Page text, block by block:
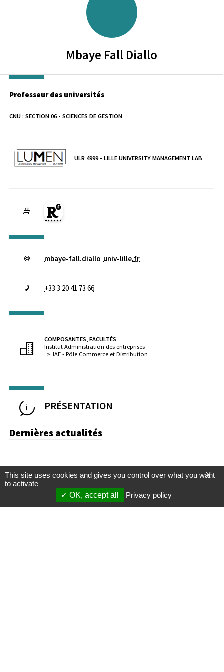
Mbaye Fall Diallo
Professeur des universités
CNU : SECTION 06 - SCIENCES DE GESTION
Laboratoire / équipe ULR 4999 - LILLE UNIVERSITY MANAGEMENT LAB
Page Researchgate du membre (Ouverture dans une nouvelle
mbaye-fall.diallo univ-lille.fr
+33 3 20 41 73 66
COMPOSANTES, FACULTÉS
Institut Administration des entreprises
IAE - Pôle Commerce et Distribution
PRÉSENTATION
Dernières actualités
X
This site uses cookies and gives you control over what you want
to activate
OK, accept all
Privacy policy